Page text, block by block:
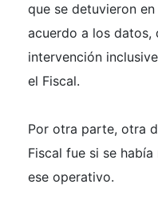
que se detuvieron
acuerdo a los datos,
intervención
el Fiscal.
Por otra parte, otra
Fiscal fue si se
ese operativo.